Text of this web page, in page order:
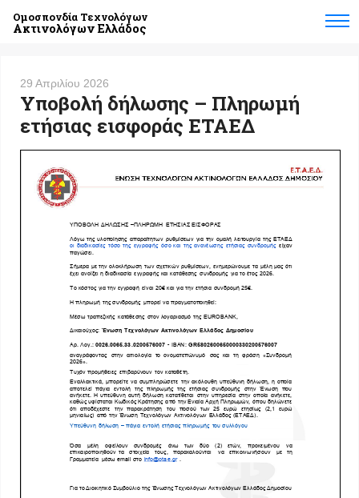
Ομοσπονδία Τεχνολόγων
Ακτινολόγων Ελλάδος
29 Απριλίου 2026
Υποβολή δήλωσης – Πληρωμή
ετήσιας εισφοράς ΕΤΑΕΔ